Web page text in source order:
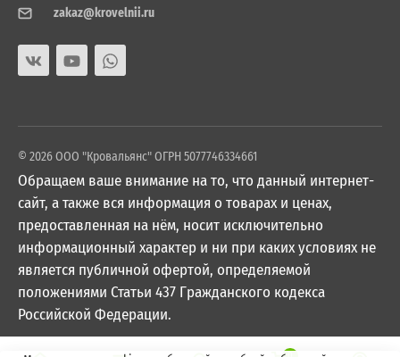
zakaz@krovelnii.ru
© 2026 ООО "Кровальянс" ОГРН 5077746334661
Обращаем ваше внимание на то, что данный интернет-
сайт, а также вся информация о товарах и ценах,
предоставленная на нём, носит исключительно
информационный характер и ни при каких условиях не
является публичной офертой, определяемой
положениями Статьи 437 Гражданского кодекса
Российской Федерации.